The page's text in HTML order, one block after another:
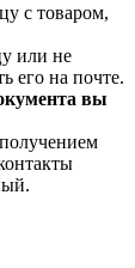
с товаром,
или не
его на почте.
вы